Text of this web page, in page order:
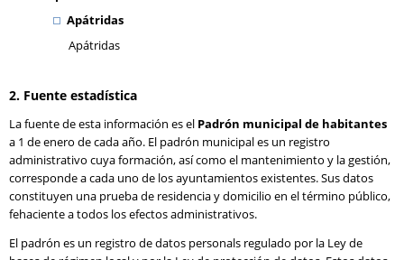
Apátridas
Apátridas
2. Fuente estadística
La fuente de esta información es el Padrón municipal de habitantes
a 1 de enero de cada año. El padrón municipal es un registro
administrativo cuya formación, así como el mantenimiento y la gestión,
corresponde a cada uno de los ayuntamientos existentes. Sus datos
constituyen una prueba de residencia y domicilio en el término público,
fehaciente a todos los efectos administrativos.
El padrón es un registro de datos personals regulado por la Ley de